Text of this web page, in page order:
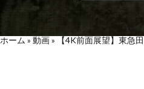
ホーム » 動画» 【4K前面展望】東